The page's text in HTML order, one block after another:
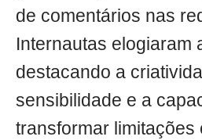
de comentários nas
Internautas elogiaram
destacando a
sensibilidade e a
transformar limitações